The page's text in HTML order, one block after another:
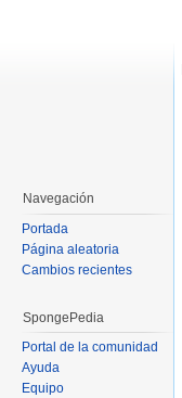
Navegación
Portada
Página aleatoria
Cambios recientes
SpongePedia
Portal de la comunidad
Ayuda
Equipo